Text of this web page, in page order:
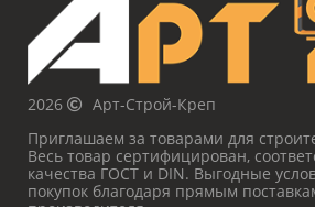
2026
Арт-Строй-Креп
Приглашаем за товарами для
Весь товар сертифицирован,
качества ГОСТ и DIN. Выгодные
покупок благодаря прямым